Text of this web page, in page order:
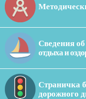
Сведения
отдыха и
Страничка
дорожного